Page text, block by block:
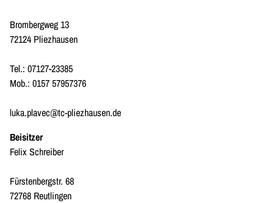
Brombergweg 13
72124 Pliezhausen
Tel.: 07127-23385
Mob.: 0157 57957376
luka.plavec@tc-pliezhausen.de
Beisitzer
Felix Schreiber
Fürstenbergstr. 68
72768 Reutlingen